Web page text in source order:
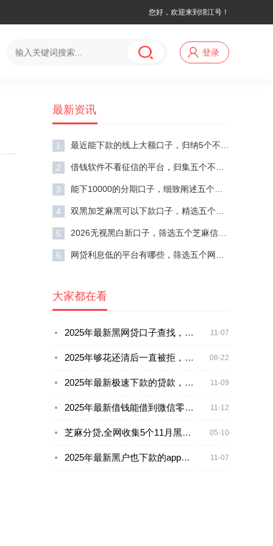
您好，欢迎来到绵江号！
登录
最新资讯
1
2
3
4
5
6
大家都在看
11-07
2025年最新黑网贷口子查找，整合5个支付宝借钱平台
08-22
2025年够花还清后一直被拒，公布五个最新黑户平台能借款
11-09
2025年最新极速下款的贷款，整合五个国家正规借款平台
11-12
2025年最新借钱能借到微信零钱吗，整理五个有借款平台黑户也能借
05-10
芝麻分贷,全网收集5个11月黑户放水口子
11-07
2025年最新黑户也下款的app，梳理5个靠谱的车抵押贷款平台